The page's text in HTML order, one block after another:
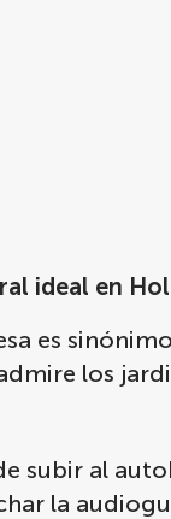
ideal en
es
los
subir al
la